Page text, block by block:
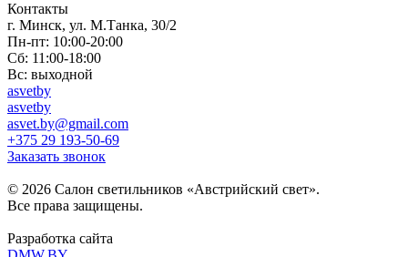
Контакты
г. Минск, ул. М.Танка, 30/2
Пн-пт: 10:00-20:00
Сб: 11:00-18:00
Вс: выходной
asvetby
asvetby
asvet.by@gmail.com
+375 29 193-50-69
Заказать звонок
© 2026 Салон светильников «Австрийский свет».
Все права защищены.
Разработка сайта